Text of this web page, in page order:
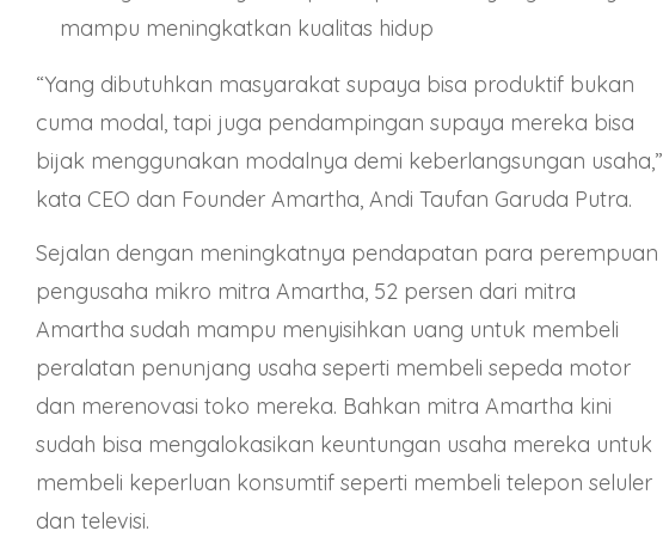
mampu meningkatkan kualitas hidup
“Yang dibutuhkan masyarakat supaya bisa produktif bukan
cuma modal, tapi juga pendampingan supaya mereka bisa
bijak menggunakan modalnya demi keberlangsungan usaha,”
kata CEO dan Founder Amartha, Andi Taufan Garuda Putra.
Sejalan dengan meningkatnya pendapatan para perempuan
pengusaha mikro mitra Amartha, 52 persen dari mitra
Amartha sudah mampu menyisihkan uang untuk membeli
peralatan penunjang usaha seperti membeli sepeda motor
dan merenovasi toko mereka. Bahkan mitra Amartha kini
sudah bisa mengalokasikan keuntungan usaha mereka untuk
membeli keperluan konsumtif seperti membeli telepon seluler
dan televisi.